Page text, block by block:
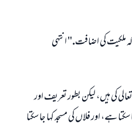
كى اضافت." انتہى
كى ہيں، ليكن بطور تعريف اور
ہے، اور فلاں كى مسجد كہا جا سكتا